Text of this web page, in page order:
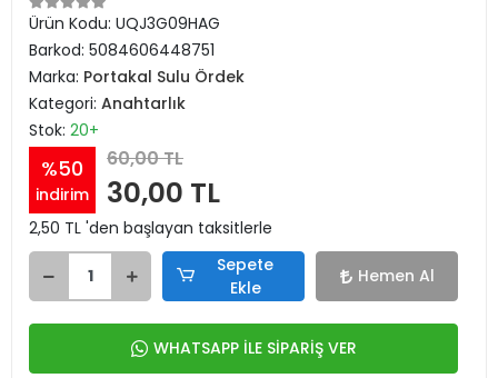
Ürün Kodu: UQJ3G09HAG
Barkod: 5084606448751
Marka: Portakal Sulu Ördek
Kategori: Anahtarlık
Stok: 20+
%50
indirim
60,00 TL
30,00 TL
2,50 TL 'den başlayan taksitlerle
Sepete
Ekle
Hemen Al
WHATSAPP İLE SİPARİŞ VER